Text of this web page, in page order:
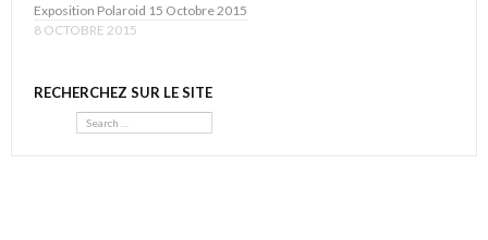
Exposition Polaroid 15 Octobre 2015
8 OCTOBRE 2015
RECHERCHEZ SUR LE SITE
Search